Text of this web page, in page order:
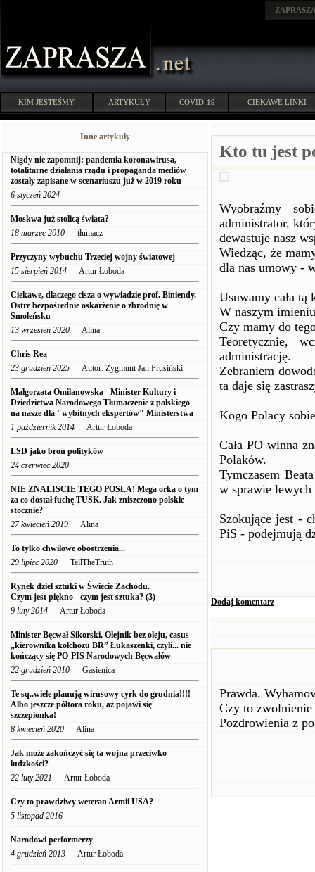
KIM JESTEŚMY ARTYKUŁY COVID-19 CIEKAWE LINKI
Inne artykuły
Nigdy nie zapomnij: pandemia koronawirusa,
totalitarne działania rządu i propaganda mediów
zostały zapisane w scenariuszu już w 2019 roku
6 styczeń 2024
Moskwa już stolicą świata?
18 marzec 2010 tłumacz
Przyczyny wybuchu Trzeciej wojny światowej
15 sierpień 2014 Artur Łoboda
Ciekawe, dlaczego cisza o wywiadzie prof. Biniendy.
Ostre bezpośrednie oskarżenie o zbrodnię w
Smoleńsku
13 wrzesień 2020 Alina
Chris Rea
23 grudzień 2025 Autor: Zygmunt Jan Prusiński
Małgorzata Omilanowska - Minister Kultury i
Dziedzictwa Narodowego Tłumaczenie z polskiego
na nasze dla "wybitnych ekspertów" Ministerstwa
1 październik 2014 Artur Łoboda
LSD jako broń polityków
24 czerwiec 2020
NIE ZNALIŚCIE TEGO POSŁA! Mega orka o tym
za co dostał fuchę TUSK. Jak zniszczono polskie
stocznie?
27 kwiecień 2019 Alina
To tylko chwilowe obostrzenia...
29 lipiec 2020 TellTheTruth
Rynek dzieł sztuki w Świecie Zachodu.
Czym jest piękno - czym jest sztuka? (3)
9 luty 2014 Artur Łoboda
Minister Bęcwał Sikorski, Olejnik bez oleju, casus
„kierownika kołchozu BR” Łukaszenki, czyli... nie
kończący się PO-PIS Narodowych Bęcwałów
22 grudzień 2010 Gasienica
Te sq..wiele planują wirusowy cyrk do grudnia!!!!
Albo jeszcze półtora roku, aż pojawi się
szczepionka!
8 kwiecień 2020 Alina
Jak może zakończyć się ta wojna przeciwko
ludzkości?
22 luty 2021 Artur Łoboda
Czy to prawdziwy weteran Armii USA?
5 listopad 2016
Narodowi performerzy
4 grudzień 2013 Artur Łoboda
Kto tu jest
Wyobraźmy
administrator,
dewastuje nasz
Wiedząc, że
dla nas umowy -
Usuwamy cała
W naszym
Czy mamy do
Teoretycznie,
administrację.
Zebraniem
ta daje się
Kogo Polacy
Cała PO winna
Polaków.
Tymczasem
w sprawie
Szokujące jest -
PiS - podejmują
Dodaj komentarz
Prawda.
Czy to zwolnienie
Pozdrowienia z